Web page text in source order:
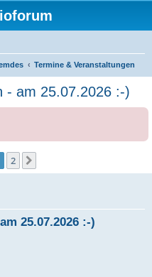
Termine & Veranstaltungen
- am 25.07.2026 :-)
2
25.07.2026 :-)